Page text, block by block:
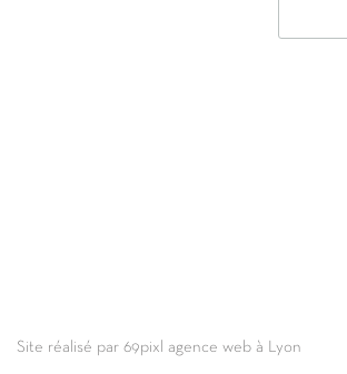
Site réalisé par 69pixl agence web à Lyon